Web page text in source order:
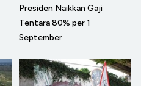
Presiden Naikkan Gaji
Tentara 80% per 1
September